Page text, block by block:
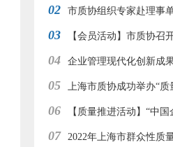
赴江南造船开展“赞民族工业
流活动
02 市质协组织专家赴理事
调研交流
03 【会员活动】市质协召
交流会
04 企业管理现代化创新成
办
05 上海市质协成功举办“
则解读与案例解析”在线直播
06 【质量推进活动】“中
布活动”上海地区经验分享与
07 2022年上海市群众性质